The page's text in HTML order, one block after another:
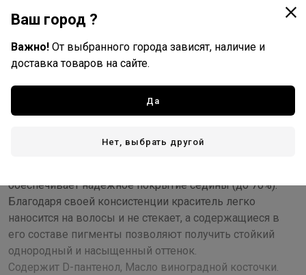
Стоимость и способы доставки будут доступны при
оформлении заказа.
Описание
В основе красителя Silk Touch лежит уникальная
ухаживающая формула с использованием масла
обеспечивает надежное покрытие седины (до 70%).
Благодаря своей консистенции краситель легко
наносится на волосы и не стекает, а содержащиеся в
его составе пигменты позволяют получить стойкий
однородный и насыщенный оттенок.
Содержит D-пантенол, Масло виноградной косточки.
Ваш город ?
Важно! От выбранного города зависят, наличие и
доставка товаров на сайте.
Да
Нет, выбрать другой